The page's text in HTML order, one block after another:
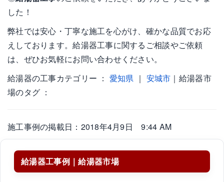
した！
弊社では安心・丁寧な施工を心がけ、確かな品質でお応
えしております。給湯器工事に関するご相談やご依頼
は、ぜひお気軽にお問い合わせください。
給湯器の工事カテゴリー ： 愛知県 ｜ 安城市 ｜給湯器市
場のタグ ：
施工事例の掲載日：2018年4月9日 9:44 AM
給湯器工事例｜給湯器市場